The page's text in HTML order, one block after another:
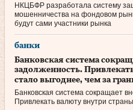
НКЦБФР разработала систему
мошенничества на фондовом
будут сами участники рынка
банки
Банковская система
задолженность.
стало выгоднее, чем за
Банковская система сокращает
Привлекать валюту внутри